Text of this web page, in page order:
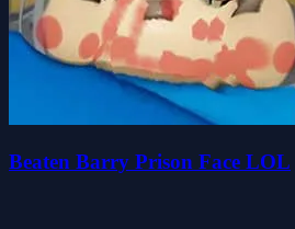
Beaten Barry Prison Face LOL